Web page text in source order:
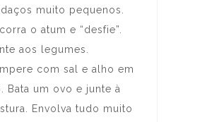
muito pequenos.
o atum e “desfie”.
aos legumes.
com sal e alho em
Bata um ovo e junte à
Envolva tudo muito